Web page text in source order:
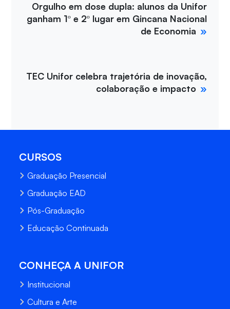
Orgulho em dose dupla: alunos da Unifor
ganham 1º e 2º lugar em Gincana Nacional
de Economia
TEC Unifor celebra trajetória de inovação,
colaboração e impacto
CURSOS
Graduação Presencial
Graduação EAD
Pós-Graduação
Educação Continuada
CONHEÇA A UNIFOR
Institucional
Cultura e Arte